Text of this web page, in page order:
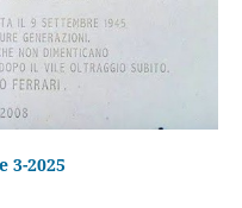
3-2025